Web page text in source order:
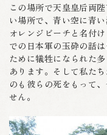
この場所で天皇皇后両
い場所で、青い空に青
オレンジビーチと名付
での日本軍の玉砕の話
ために犠牲になられた
あります。そして私た
のも彼らの死をもって
せん。